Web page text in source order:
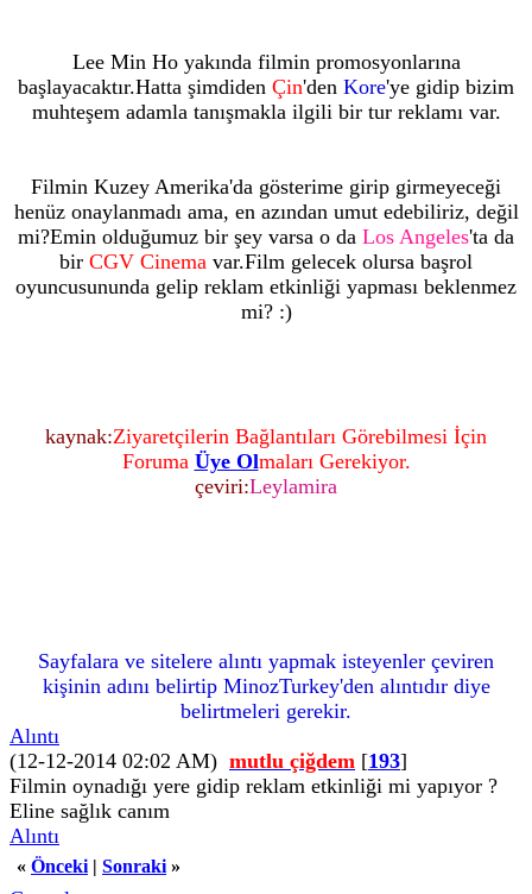
Lee Min Ho yakında filmin promosyonlarına
başlayacaktır.Hatta şimdiden Çin'den Kore'ye gidip bizim
muhteşem adamla tanışmakla ilgili bir tur reklamı var.
Filmin Kuzey Amerika'da gösterime girip girmeyeceği
henüz onaylanmadı ama, en azından umut edebiliriz, değil
mi?Emin olduğumuz bir şey varsa o da Los Angeles'ta da
bir CGV Cinema var.Film gelecek olursa başrol
oyuncusununda gelip reklam etkinliği yapması beklenmez
mi? :)
kaynak:Ziyaretçilerin Bağlantıları Görebilmesi İçin
Foruma Üye Olmaları Gerekiyor.
çeviri:Leylamira
Sayfalara ve sitelere alıntı yapmak isteyenler çeviren
kişinin adını belirtip MinozTurkey'den alıntıdır diye
belirtmeleri gerekir.
Alıntı
(12-12-2014 02:02 AM) mutlu çiğdem [193]
Filmin oynadığı yere gidip reklam etkinliği mi yapıyor ?
Eline sağlık canım
Alıntı
« Önceki | Sonraki »